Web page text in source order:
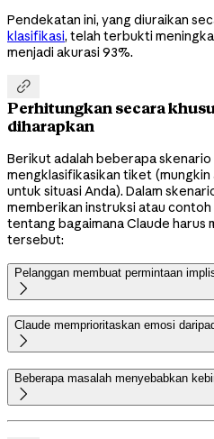
Pendekatan ini, yang diuraikan
klasifikasi, telah terbukti
menjadi akurasi 93%.

Perhitungkan secara
diharapkan
Berikut adalah beberapa skenario
mengklasifikasikan tiket (mungkin
untuk situasi Anda). Dalam
memberikan instruksi atau
tentang bagaimana Claude harus
tersebut:
Pelanggan membuat permintaan

Claude memprioritaskan emosi

Beberapa masalah menyebabkan
